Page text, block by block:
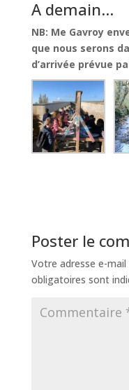
A demain…
NB: Me Gavroy
que nous serons
d’arrivée prévue
Poster le
Votre adresse e-mail
obligatoires sont